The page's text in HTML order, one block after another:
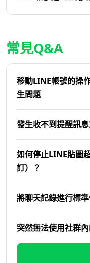
常見Q&A
移動LINE帳號的操
生問題
發生收不到提醒訊
如何停止LINE貼圖
訂）？
將聊天記錄進行標
突然無法使用社群